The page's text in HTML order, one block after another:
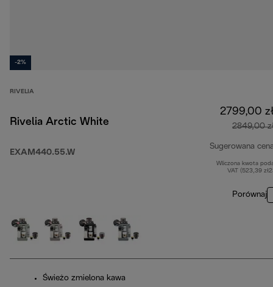
-2%
RIVELIA
Rivelia Arctic White
EXAM440.55.W
2799,00
2849,00
Sugerowana
Wliczona kwota
VAT (523,39
Porównaj
Świeżo zmielona kawa